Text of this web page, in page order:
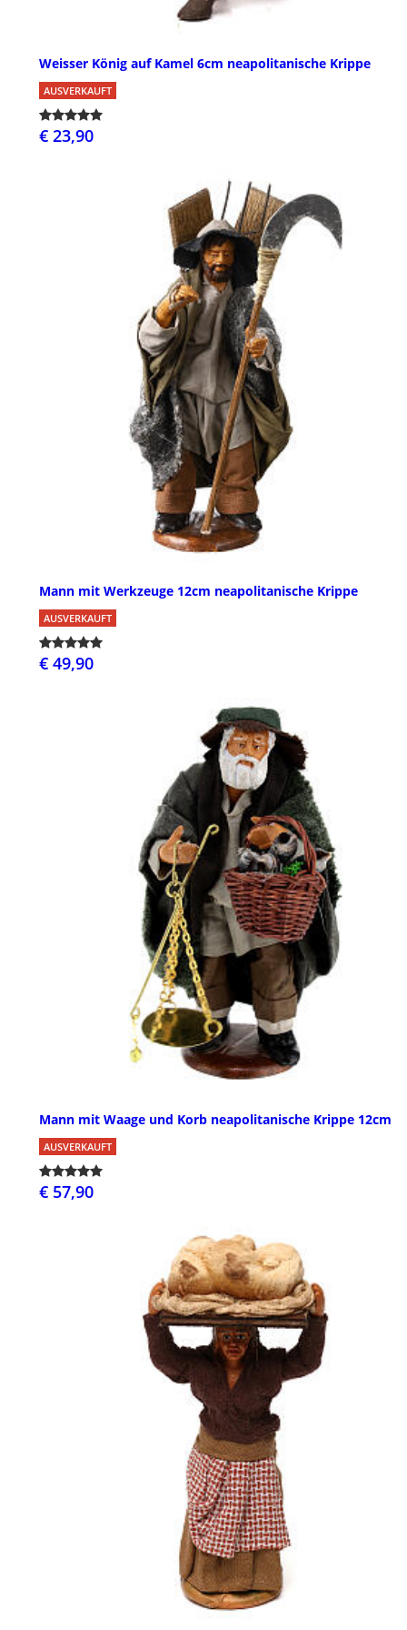
Weisser König auf Kamel 6cm neapolitanische Krippe
AUSVERKAUFT
€ 23,90
Mann mit Werkzeuge 12cm neapolitanische Krippe
AUSVERKAUFT
€ 49,90
Mann mit Waage und Korb neapolitanische Krippe 12cm
AUSVERKAUFT
€ 57,90